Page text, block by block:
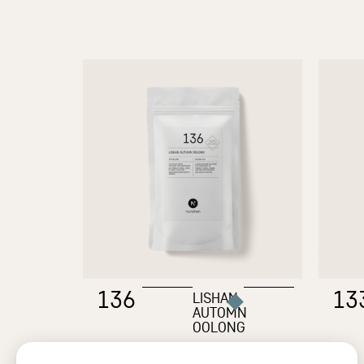
136 LISHAN
AUTOMN
OOLONG